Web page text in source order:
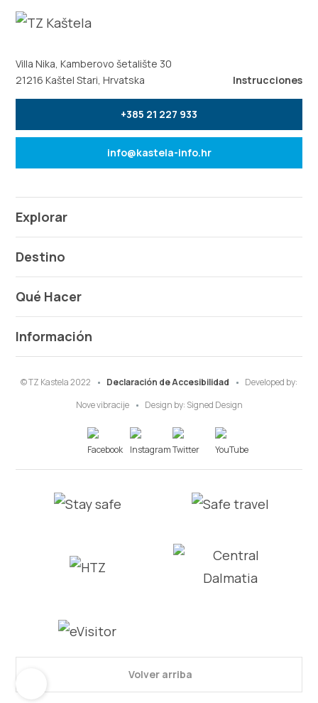
Villa Nika, Kamberovo šetalište 30
21216 Kaštel Stari, Hrvatska
Instrucciones
+385 21 227 933
info@kastela-info.hr
Explorar
Destino
Qué Hacer
Información
© TZ Kastela 2022 Declaración de Accesibilidad
Developed by:
Nove vibracije
Design by: Signed Design
Volver arriba